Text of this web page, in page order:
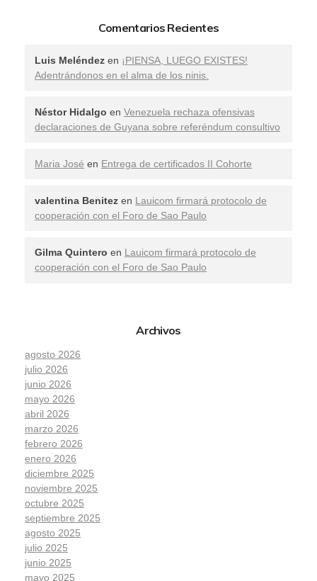
Comentarios Recientes
Luis Meléndez en ¡PIENSA, LUEGO EXISTES!
Adentrándonos en el alma de los ninis.
Néstor Hidalgo en Venezuela rechaza ofensivas
declaraciones de Guyana sobre referéndum consultivo
Maria José en Entrega de certificados II Cohorte
valentina Benitez en Lauicom firmará protocolo de
cooperación con el Foro de Sao Paulo
Gilma Quintero en Lauicom firmará protocolo de
cooperación con el Foro de Sao Paulo
Archivos
agosto 2026
julio 2026
junio 2026
mayo 2026
abril 2026
marzo 2026
febrero 2026
enero 2026
diciembre 2025
noviembre 2025
octubre 2025
septiembre 2025
agosto 2025
julio 2025
junio 2025
mayo 2025